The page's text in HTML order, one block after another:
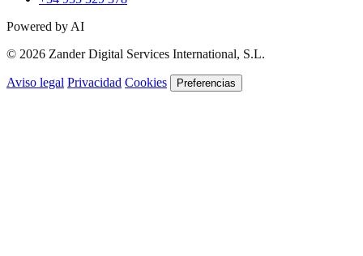
Powered by AI
© 2026 Zander Digital Services International, S.L.
Aviso legal Privacidad Cookies Preferencias